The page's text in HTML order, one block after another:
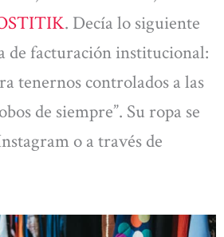
. Decía lo siguiente
de facturación institucional:
tenernos controlados a las
de siempre”. Su ropa se
o a través de